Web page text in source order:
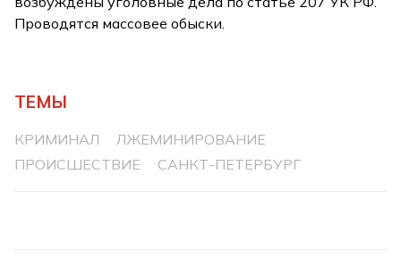
Проводятся массовее обыски.
ТЕМЫ
КРИМИНАЛ
ЛЖЕМИНИРОВАНИЕ
ПРОИСШЕСТВИЕ
САНКТ-ПЕТЕРБУРГ